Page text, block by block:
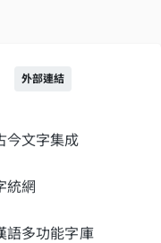
外部連結
今文字集成
統網
語多功能字庫